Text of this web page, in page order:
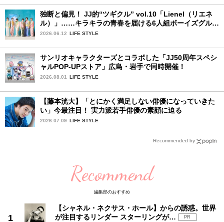
独断と偏見！ JJ的“ツギクル” vol.10「Lienel（リエネ
ル）」……キラキラの青春を届ける6人組ボーイズグルー
プ
2026.06.12 LIFE STYLE
サンリオキャラクターズとコラボした「JJ50周年スペシ
ャルPOP-UPストア」広島・岩手で同時開催！
2026.08.01 LIFE STYLE
【藤本洸大】「とにかく満足しない俳優になっていきた
い」今最注目！ 実力派若手俳優の素顔に迫る
2026.07.09 LIFE STYLE
Recommended by
Recommend
編集部のおすすめ
【シャネル・ネクサス・ホール】からの誘惑。世界
が注目するリンダー スターリングが…
PR